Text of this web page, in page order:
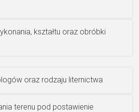
granitowa LG 12
kształtu oraz obróbki
oraz rodzaju liternictwa
terenu pod postawienie